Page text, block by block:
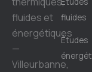
fluides et
énergétiques
—
Villeurbanne,
fluides
Études